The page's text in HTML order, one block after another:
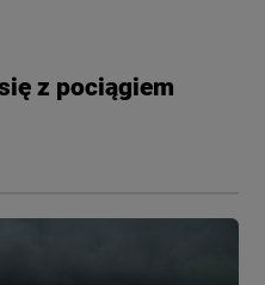
z pociągiem